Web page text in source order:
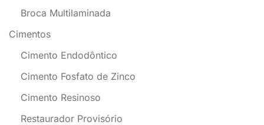
Broca Multilaminada
Cimentos
Cimento Endodôntico
Cimento Fosfato de Zinco
Cimento Resinoso
Restaurador Provisório